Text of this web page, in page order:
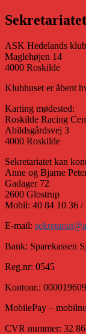
Sekretariatet
ASK Hedelands
Maglehøjen 14
4000 Roskilde
Klubhuset er åbent
Karting mødested:
Roskilde Racing
Abildsgårdsvej 3
4000 Roskilde
Sekretariatet kan
Anne og Bjarne
Gadager 72
2600 Glostrup
Mobil: 40 84 10 36 /
E-mail:
Bank: Sparekassen
Reg.nr: 0545
Kontonr.:
MobilePay –
CVR nummer: 32 86